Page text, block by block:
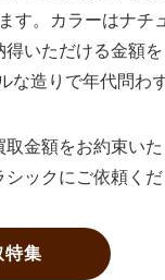
す。カラーはナチ
いただける金額
造りで年代問わ
金額をお約束い
ックにご依頼くだ
特集